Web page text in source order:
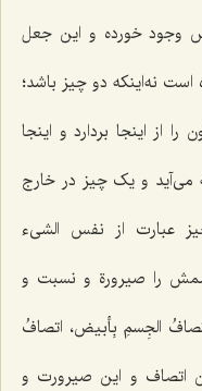
وجود خورده و این جعل
است نه‌اینکه دو چیز باشد؛
از اینجا بردارد و اینجا
می‌آید و یک چیز در خارج
عبارت از نفس الشیء
را صیرورة و نسبت و
الجِسمِ بِأبیض، اتصافُ
اتصاف و این صیرورت و